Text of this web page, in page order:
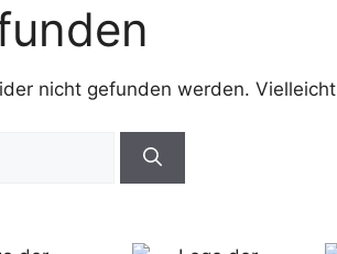
nicht gefunden werden.